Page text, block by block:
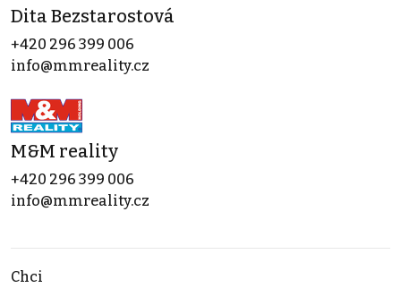
Dita Bezstarostová
+420 296 399 006
info@mmreality.cz
M&M reality
+420 296 399 006
info@mmreality.cz
Chci